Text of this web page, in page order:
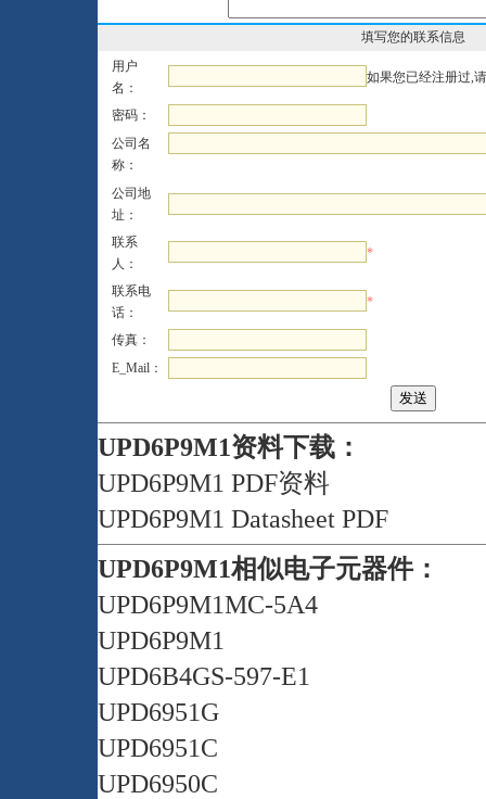
填写您的联系信息
用户
名：
如果您已经注册过,
密码：
公司名
称：
公司地
址：
联系
人：
*
联系电
话：
*
传真：
E_Mail：
UPD6P9M1资料下载：
UPD6P9M1 PDF资料
UPD6P9M1 Datasheet PDF
UPD6P9M1相似电子元器件：
UPD6P9M1MC-5A4
UPD6P9M1
UPD6B4GS-597-E1
UPD6951G
UPD6951C
UPD6950C